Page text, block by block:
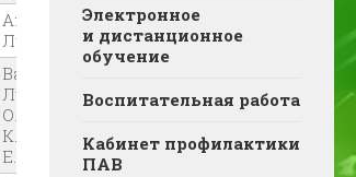
Анненкова Е.В,
Луцевич О.М.
Валетова Ф.Р.,
Луцевич
О.М.Васильева
К.С., Аненкова
Е.В.
Электронное
и дистанционное
обучение
Воспитательная работа
Кабинет профилактики
ПАВ